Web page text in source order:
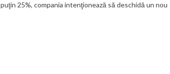
25%, compania intenţionează să deschidă un nou